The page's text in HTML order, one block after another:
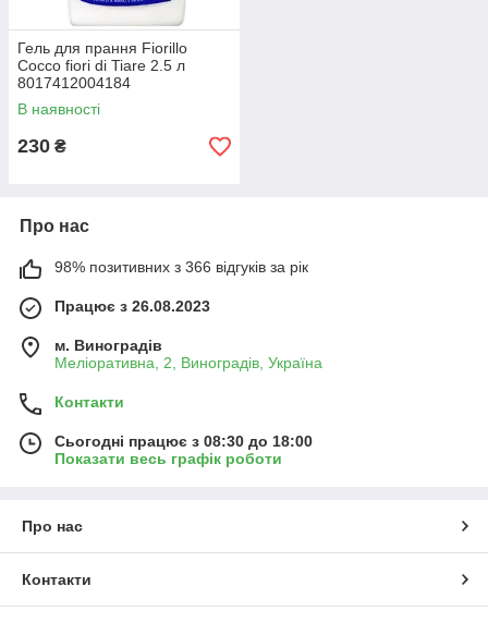
Гель для прання Fiorillo
Cocco fiori di Tiare 2.5 л
8017412004184
В наявності
230 ₴
Про нас
98% позитивних з 366 відгуків за рік
Працює з 26.08.2023
м. Виноградів
Меліоративна, 2, Виноградів, Україна
Контакти
Сьогодні працює з 08:30 до 18:00
Показати весь графік роботи
Про нас
Контакти